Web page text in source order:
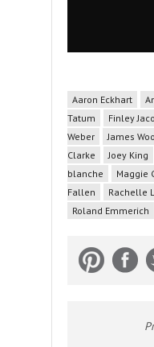
Aaron Eckhart
Tatum
Finley
Weber
James
Clarke
Joey King
blanche
Maggie
Fallen
Rachelle
Roland Emmerich